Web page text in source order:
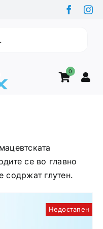
0
се во главно
содржат глутен.
Недостапен